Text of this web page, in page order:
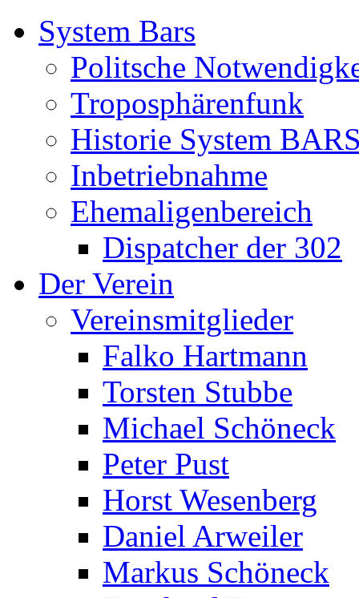
System Bars
Politsche
Troposphärenfunk
Historie System
Inbetriebnahme
Ehemaligenbereich
Dispatcher der 302
Der Verein
Vereinsmitglieder
Falko Hartmann
Torsten Stubbe
Michael Schöneck
Peter Pust
Horst Wesenberg
Daniel Arweiler
Markus Schöneck